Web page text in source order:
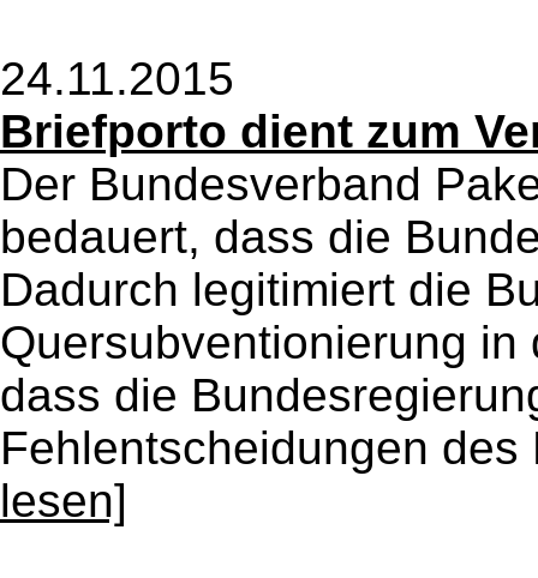
24.11.2015
Briefporto dient zum
Der Bundesverband
bedauert, dass die
Dadurch legitimiert die
Quersubventionierung
dass die
Fehlentscheidungen
lesen]